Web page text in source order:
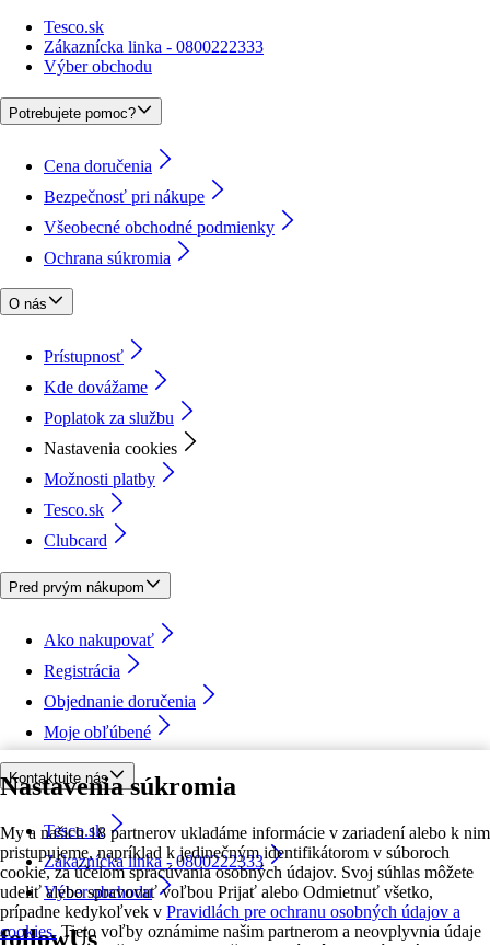
Nastavenia súkromia
My a našich 18 partnerov ukladáme informácie v zariadení alebo k nim
pristupujeme, napríklad k jedinečným identifikátorom v súboroch
cookie, za účelom spracúvania osobných údajov. Svoj súhlas môžete
udeliť alebo spravovať voľbou Prijať alebo Odmietnuť všetko,
prípadne kedykoľvek v Pravidlách pre ochranu osobných údajov a
cookies. Tieto voľby oznámime našim partnerom a neovplyvnia údaje
Tesco.sk
Zákaznícka linka - 0800222333
Výber obchodu
Potrebujete pomoc?
Cena doručenia
Bezpečnosť pri nákupe
Všeobecné obchodné podmienky
Ochrana súkromia
O nás
Prístupnosť
Kde dovážame
Poplatok za službu
Nastavenia cookies
Možnosti platby
Tesco.sk
Clubcard
Pred prvým nákupom
Ako nakupovať
Registrácia
Objednanie doručenia
Moje obľúbené
Kontaktujte nás
Tesco.sk
Zákaznícka linka - 0800222333
Výber obchodu
followUs